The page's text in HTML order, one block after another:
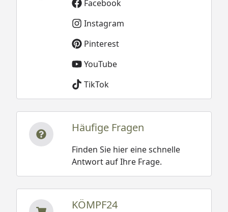
Facebook
Instagram
Pinterest
YouTube
TikTok
Häufige Fragen
Finden Sie hier eine schnelle
Antwort auf Ihre Frage.
KÖMPF24